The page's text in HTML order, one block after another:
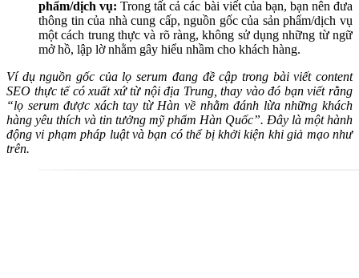
phẩm/dịch vụ: Trong tất cả các bài viết của bạn, bạn nên đưa
thông tin của nhà cung cấp, nguồn gốc của sản phẩm/dịch vụ
một cách trung thực và rõ ràng, không sử dụng những từ ngữ
mở hồ, lập lờ nhằm gây hiểu nhầm cho khách hàng.
Ví dụ nguồn gốc của lọ serum đang đề cập trong bài viết content
SEO thực tế có xuất xứ từ nội địa Trung, thay vào đó bạn viết rằng
“lọ serum được xách tay từ Hàn về nhằm đánh lừa những khách
hàng yêu thích và tin tưởng mỹ phẩm Hàn Quốc”. Đây là một hành
động vi phạm pháp luật và bạn có thể bị khởi kiện khi giả mạo như
trên.